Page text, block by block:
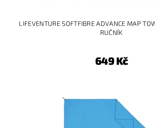
LIFEVENTURE SOFTFIBRE ADVANCE MAP
RUČNÍK
649 Kč